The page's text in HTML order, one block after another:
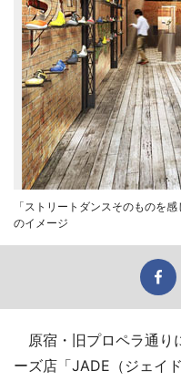
「ストリートダンスそのものを
のイメージ
原宿・旧プロペラ通り
ーズ店「JADE（ジェイ